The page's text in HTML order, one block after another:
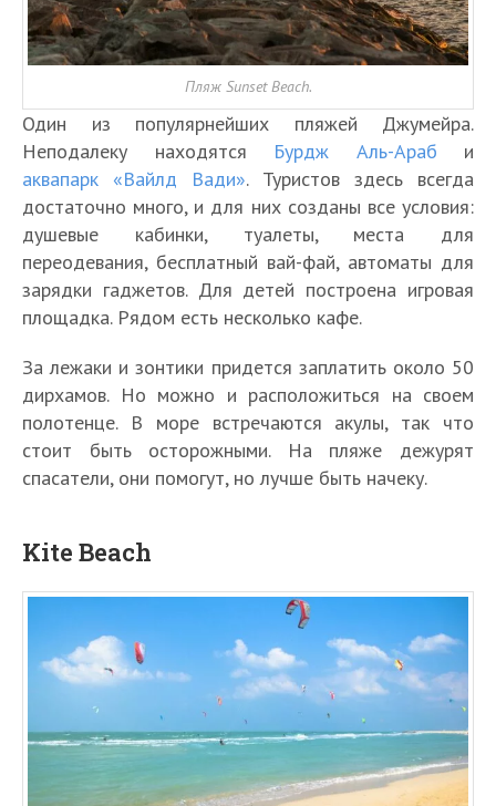
Пляж Sunset Beach.
Один из популярнейших пляжей Джумейра.
Неподалеку находятся Бурдж Аль-Араб и
аквапарк «Вайлд Вади». Туристов здесь всегда
достаточно много, и для них созданы все условия:
душевые кабинки, туалеты, места для
переодевания, бесплатный вай-фай, автоматы для
зарядки гаджетов. Для детей построена игровая
площадка. Рядом есть несколько кафе.
За лежаки и зонтики придется заплатить около 50
дирхамов. Но можно и расположиться на своем
полотенце. В море встречаются акулы, так что
стоит быть осторожными. На пляже дежурят
спасатели, они помогут, но лучше быть начеку.
Kite Beach